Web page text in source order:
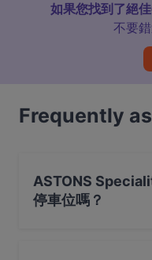
如果您找到了絕
不要
Frequently
ASTONS
停車位嗎？